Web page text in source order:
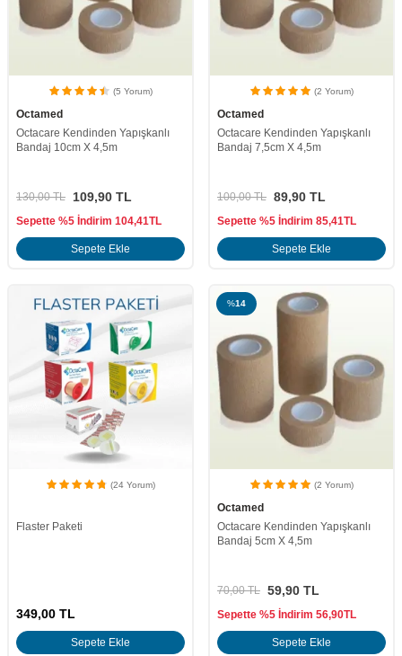
(5 Yorum)
Octamed
Octacare Kendinden Yapışkanlı
Bandaj 10cm X 4,5m
130,00TL 109,90 TL
Sepette %5 İndirim 104,41TL
Sepete Ekle
(2 Yorum)
Octamed
Octacare Kendinden Yapışkanlı
Bandaj 7,5cm X 4,5m
100,00TL 89,90 TL
Sepette %5 İndirim 85,41TL
Sepete Ekle
(24 Yorum)
Flaster Paketi
349,00 TL
Sepete Ekle
%14
(2 Yorum)
Octamed
Octacare Kendinden Yapışkanlı
Bandaj 5cm X 4,5m
70,00TL 59,90 TL
Sepette %5 İndirim 56,90TL
Sepete Ekle